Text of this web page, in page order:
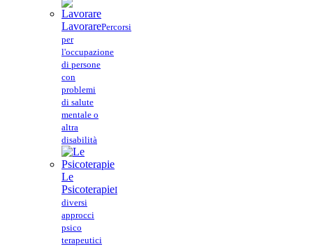
LavorarePercorsi
per
l'occupazione
di persone
con
problemi
di salute
mentale o
altra
disabilità
Le
PsicoterapieI
diversi
approcci
psico
terapeutici